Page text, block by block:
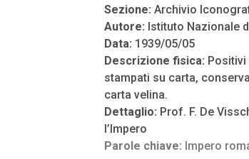
Sezione: Archivio
Autore: Istituto Nazionale
Data: 1939/05/05
Descrizione fisica:
stampati su carta,
carta velina.
Dettaglio: Prof. F. De
l’Impero
Parole chiave: Impero